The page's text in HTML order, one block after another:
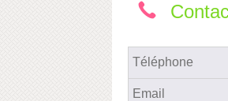
Téléphone
Email